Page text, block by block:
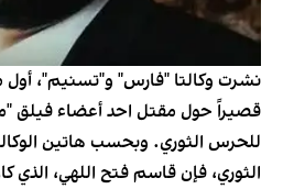
نشرت وكالتا "فارس" و"تسنيم"، أول
قصيراً حول مقتل احد أعضاء فيلق
للحرس الثوري. وبحسب هاتين
الثوري، فإن قاسم فتح اللهي، الذي